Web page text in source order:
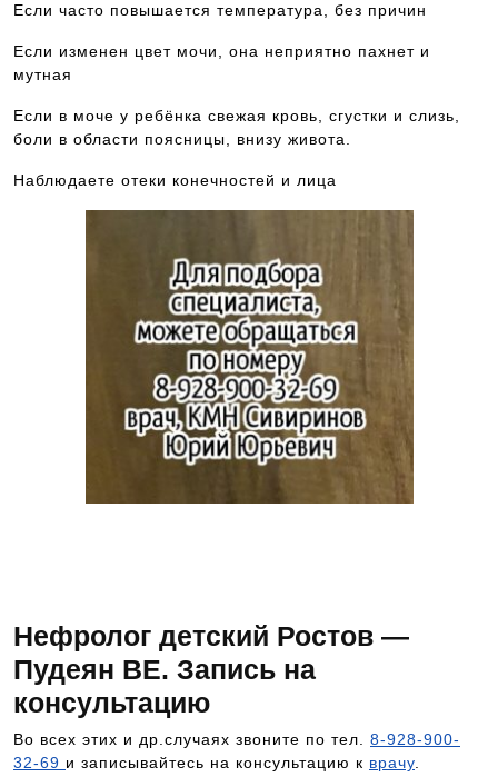
Если часто повышается температура, без причин
Если изменен цвет мочи, она неприятно пахнет и
мутная
Если в моче у ребёнка свежая кровь, сгустки и слизь,
боли в области поясницы, внизу живота.
Наблюдаете отеки конечностей и лица
Нефролог детский Ростов —
Пудеян ВЕ. Запись на
консультацию
Во всех этих и др.случаях звоните по тел. 8-928-900-
32-69 и записывайтесь на консультацию к врачу